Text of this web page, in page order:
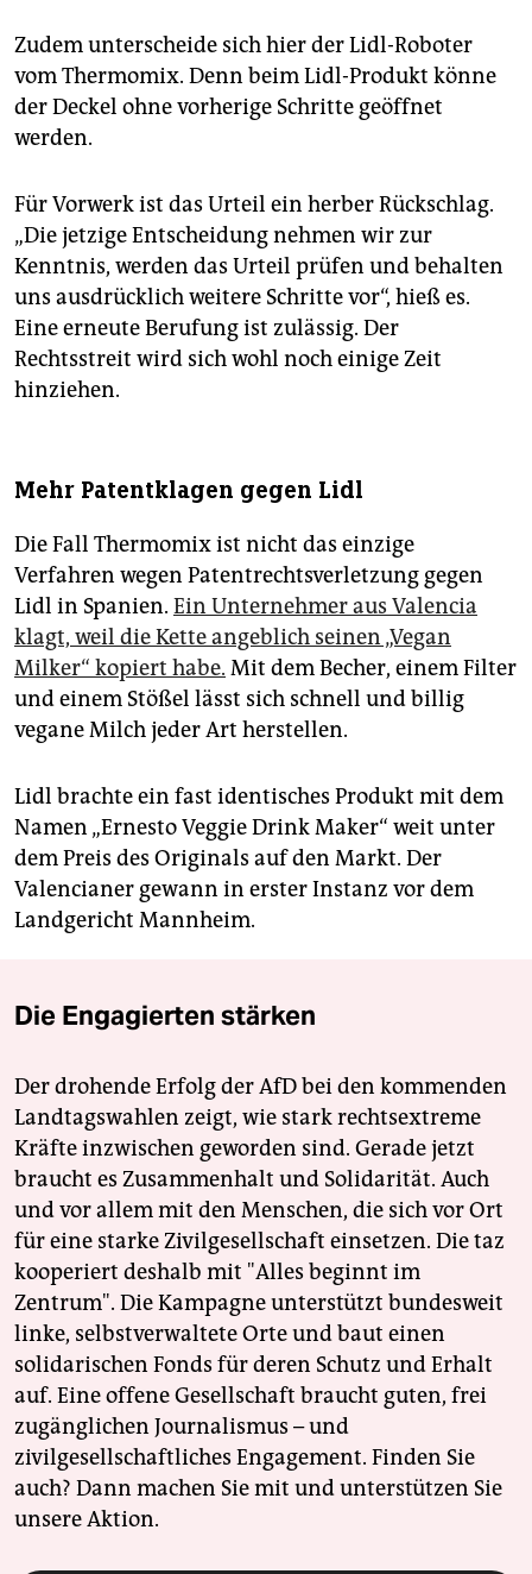
Zudem unterscheide sich hier der Lidl-Roboter
vom Thermomix. Denn beim Lidl-Produkt könne
der Deckel ohne vorherige Schritte geöffnet
werden.
Für Vorwerk ist das Urteil ein herber Rückschlag.
„Die jetzige Entscheidung nehmen wir zur
Kenntnis, werden das Urteil prüfen und behalten
uns ausdrücklich weitere Schritte vor“, hieß es.
Eine erneute Berufung ist zulässig. Der
Rechtsstreit wird sich wohl noch einige Zeit
hinziehen.
Mehr Patentklagen gegen Lidl
Die Fall Thermomix ist nicht das einzige
Verfahren wegen Patentrechtsverletzung gegen
Lidl in Spanien. Ein Unternehmer aus Valencia
klagt, weil die Kette angeblich seinen „Vegan
Milker“ kopiert habe. Mit dem Becher, einem Filter
und einem Stößel lässt sich schnell und billig
vegane Milch jeder Art herstellen.
Lidl brachte ein fast identisches Produkt mit dem
Namen „Ernesto Veggie Drink Maker“ weit unter
dem Preis des Originals auf den Markt. Der
Valencianer gewann in erster Instanz vor dem
Landgericht Mannheim.
Die Engagierten stärken
Der drohende Erfolg der AfD bei den kommenden
Landtagswahlen zeigt, wie stark rechtsextreme
Kräfte inzwischen geworden sind. Gerade jetzt
braucht es Zusammenhalt und Solidarität. Auch
und vor allem mit den Menschen, die sich vor Ort
für eine starke Zivilgesellschaft einsetzen. Die taz
kooperiert deshalb mit "Alles beginnt im
Zentrum". Die Kampagne unterstützt bundesweit
linke, selbstverwaltete Orte und baut einen
solidarischen Fonds für deren Schutz und Erhalt
auf. Eine offene Gesellschaft braucht guten, frei
zugänglichen Journalismus – und
zivilgesellschaftliches Engagement. Finden Sie
auch? Dann machen Sie mit und unterstützen Sie
unsere Aktion.